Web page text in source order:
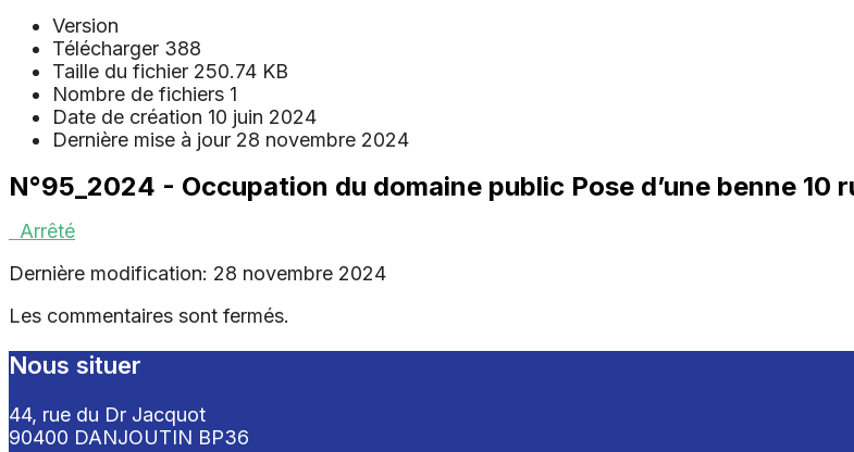
Version
Télécharger 388
Taille du fichier 250.74 KB
Nombre de fichiers 1
Date de création 10 juin 2024
Dernière mise à jour 28 novembre 2024
N°95_2024 - Occupation du domaine public Pose d’une benne 10
Arrêté
Dernière modification: 28 novembre 2024
Les commentaires sont fermés.
Nous situer
44, rue du Dr Jacquot
90400 DANJOUTIN BP36